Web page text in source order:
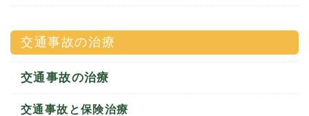
交通事故の治療
交通事故の治療
交通事故と保険治療